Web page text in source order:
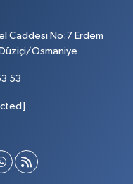
Caddesi No:7 Erdem
Osmaniye
53